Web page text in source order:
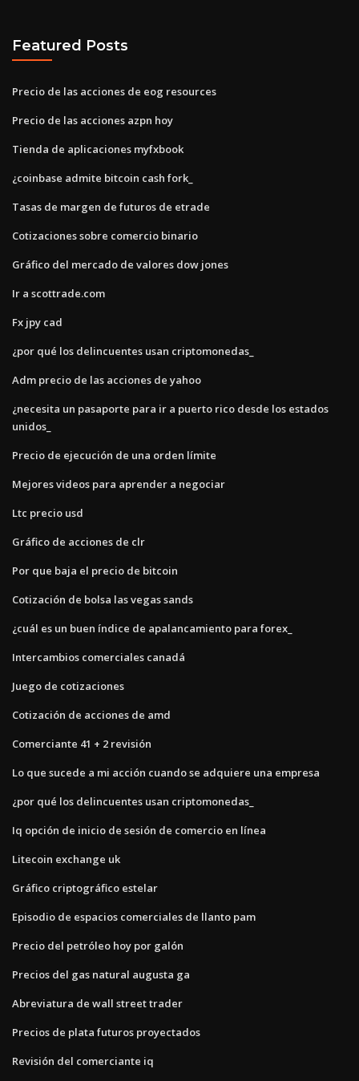
Featured Posts
Precio de las acciones de eog resources
Precio de las acciones azpn hoy
Tienda de aplicaciones myfxbook
¿coinbase admite bitcoin cash fork_
Tasas de margen de futuros de etrade
Cotizaciones sobre comercio binario
Gráfico del mercado de valores dow jones
Ir a scottrade.com
Fx jpy cad
¿por qué los delincuentes usan criptomonedas_
Adm precio de las acciones de yahoo
¿necesita un pasaporte para ir a puerto rico desde los estados
unidos_
Precio de ejecución de una orden límite
Mejores videos para aprender a negociar
Ltc precio usd
Gráfico de acciones de clr
Por que baja el precio de bitcoin
Cotización de bolsa las vegas sands
¿cuál es un buen índice de apalancamiento para forex_
Intercambios comerciales canadá
Juego de cotizaciones
Cotización de acciones de amd
Comerciante 41 + 2 revisión
Lo que sucede a mi acción cuando se adquiere una empresa
¿por qué los delincuentes usan criptomonedas_
Iq opción de inicio de sesión de comercio en línea
Litecoin exchange uk
Gráfico criptográfico estelar
Episodio de espacios comerciales de llanto pam
Precio del petróleo hoy por galón
Precios del gas natural augusta ga
Abreviatura de wall street trader
Precios de plata futuros proyectados
Revisión del comerciante iq